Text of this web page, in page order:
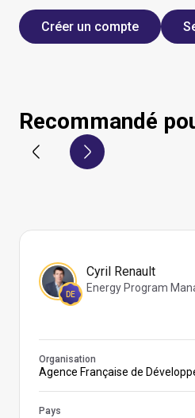
Créer un compte
Recommandé
DE
Cyril Renault
Energy Program
Organisation
Agence Française de
Pays